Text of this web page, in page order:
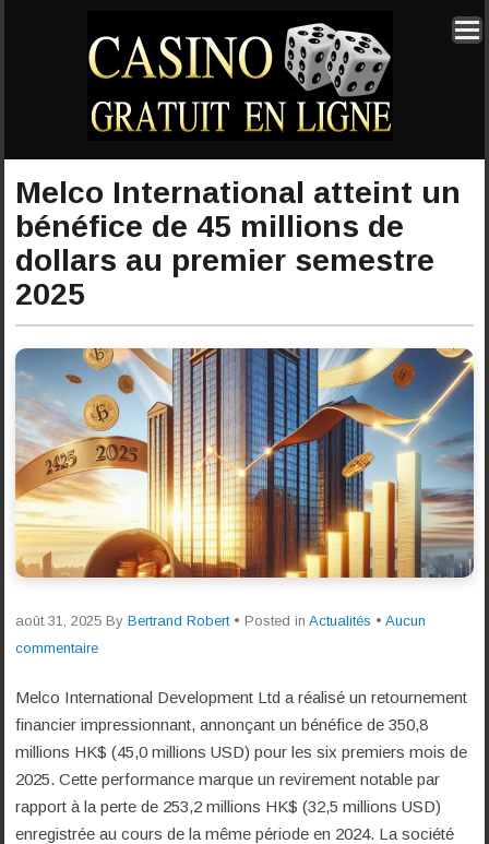
Melco International atteint un
bénéfice de 45 millions de
dollars au premier semestre
2025
août 31, 2025 By Bertrand Robert • Posted in Actualités • Aucun
commentaire
Melco International Development Ltd a réalisé un retournement
financier impressionnant, annonçant un bénéfice de 350,8
millions HK$ (45,0 millions USD) pour les six premiers mois de
2025. Cette performance marque un revirement notable par
rapport à la perte de 253,2 millions HK$ (32,5 millions USD)
enregistrée au cours de la même période en 2024. La société